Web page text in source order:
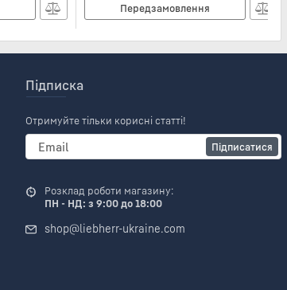
Передзамовлення
Підписка
Отримуйте тільки корисні статті!
Підписатися
Розклад роботи магазину:
ПН - НД: з 9:00 до 18:00
shop@liebherr-ukraine.com